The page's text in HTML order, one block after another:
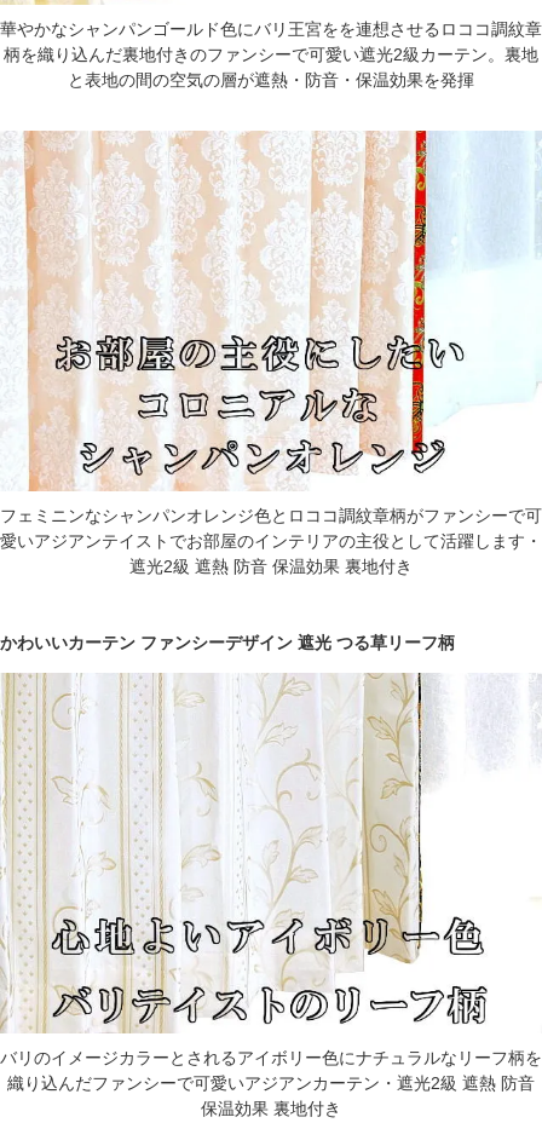
華やかなシャンパンゴールド色にバリ王宮をを連想させるロココ調紋章
柄を織り込んだ裏地付きのファンシーで可愛い遮光2級カーテン。裏地
と表地の間の空気の層が遮熱・防音・保温効果を発揮
フェミニンなシャンパンオレンジ色とロココ調紋章柄がファンシーで可
愛いアジアンテイストでお部屋のインテリアの主役として活躍します・
遮光2級 遮熱 防音 保温効果 裏地付き
かわいいカーテン ファンシーデザイン 遮光 つる草リーフ柄
バリのイメージカラーとされるアイボリー色にナチュラルなリーフ柄を
織り込んだファンシーで可愛いアジアンカーテン・遮光2級 遮熱 防音
保温効果 裏地付き